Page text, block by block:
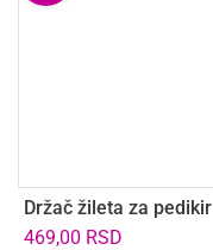
Držač žileta za pedikir
469,00 RSD